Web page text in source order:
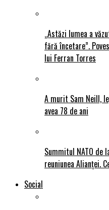
„Astăzi lumea a
fără încetare”.
lui Ferran Torres
A murit Sam Neill,
avea 78 de ani
Summitul NATO de
reuniunea Alianței.
Social